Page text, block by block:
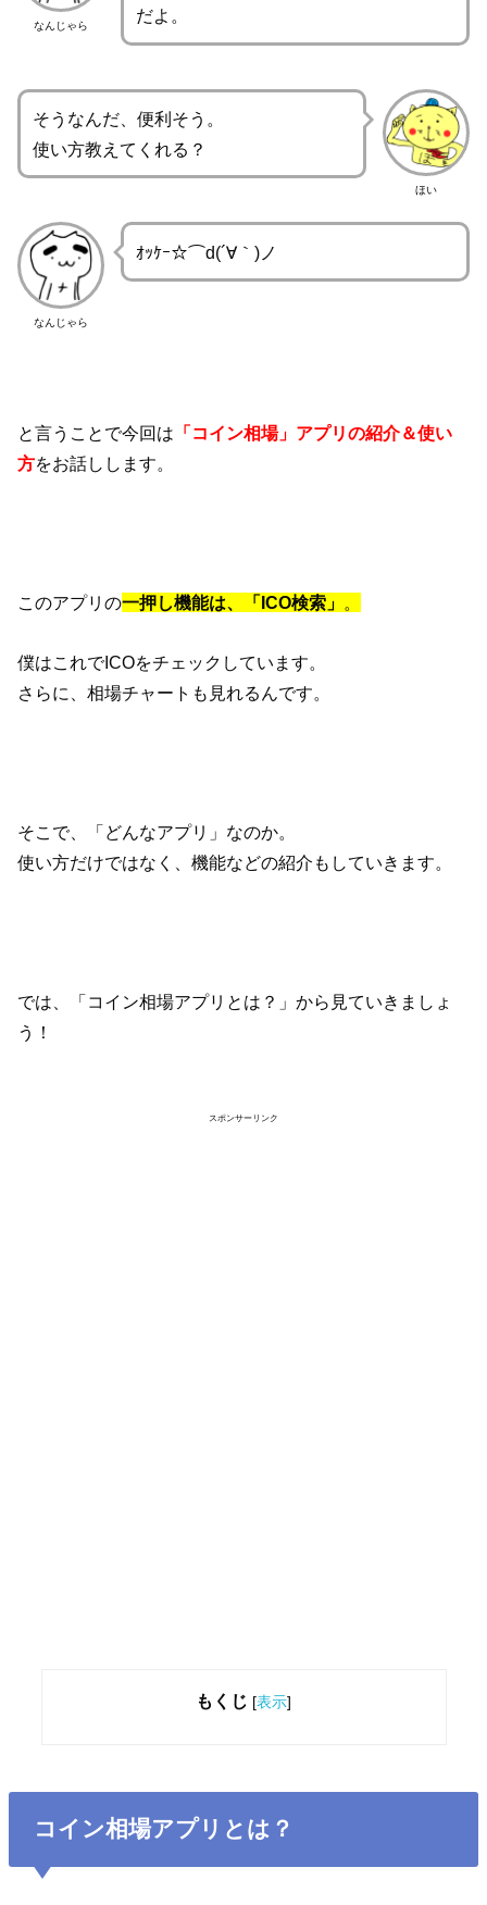
なんじゃら
だよ。
ほい
そうなんだ、便利そう。
使い方教えてくれる？
なんじゃら
ｵｯｹｰ☆⌒d(´∀｀)ノ
と言うことで今回は 「コイン相場」アプリの紹介＆使い
方をお話しします。
このアプリの一押し機能は、「ICO検索」 。
僕はこれでICOをチェックしています。
さらに、相場チャートも見れるんです。
そこで、「どんなアプリ」なのか。
使い方だけではなく、機能などの紹介もしていきます。
では、「コイン相場アプリとは？」から見ていきましょ
う！
スポンサーリンク
もくじ [表示]
コイン相場アプリとは？